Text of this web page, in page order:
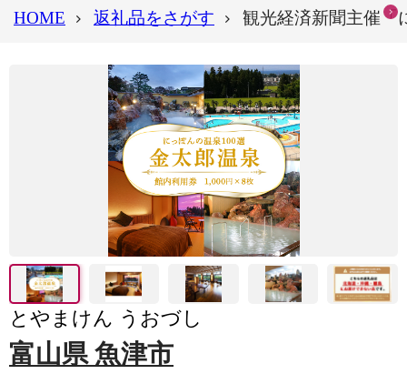
HOME 返礼品をさがす 観光経済新聞主催
とやまけん うおづし
富山県 魚津市